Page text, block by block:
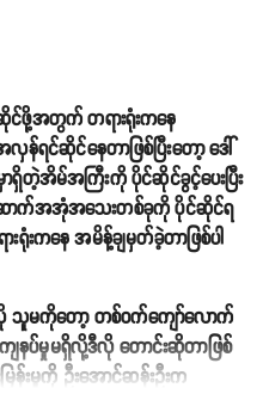
ဖို့အတွက် တရားရုံးကနေ
န်ရင်ဆိုင်နေတာဖြစ်ပြီးတော့ ဒေါ်
တဲ့အိမ်အကြီးကို ပိုင်ဆိုင်ခွင့်ပေးပြီး
ာက်အအုံအသေးတစ်ခုကို ပိုင်ဆိုင်ရ
ရုံးကနေ အမိန့်ချမှတ်ခဲ့တာဖြစ်ပါ
သူမကိုတော့ တစ်ဝက်ကျော်လောက်
ျေနပ်မှုမရှိလို့ဒီလို တောင်းဆိုတာဖြစ်
န်းမှုကို ဦးအောင်ဆန်းဦးက